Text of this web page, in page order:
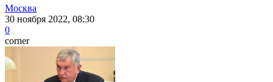
Москва
30 ноября 2022, 08:30
0
corner